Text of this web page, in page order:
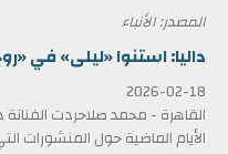
المصدر: الأنباء
داليا: استنوا «ليلى» في
2026-02-18
القاهرة - محمد صلاحردت
الأيام الماضية حول المنشورات